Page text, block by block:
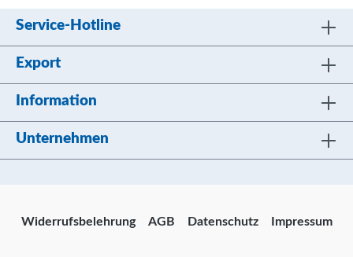
Service-Hotline
Export
Information
Unternehmen
Widerrufsbelehrung AGB Datenschutz Impressum